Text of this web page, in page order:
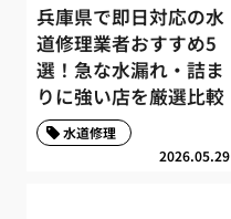
兵庫県で即日対応の水
道修理業者おすすめ5
選！急な水漏れ・詰ま
りに強い店を厳選比較
2026.05.29
水道修理